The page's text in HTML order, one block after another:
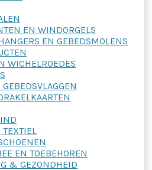
EN WINDORGELS
EN GEBEDSMOLENS
WICHELROEDES
GEBEDSVLAGGEN
EN TOEBEHOREN
& GEZONDHEID